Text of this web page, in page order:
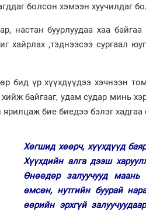
болсон хэмээн хуучилдаг
настан буурлуудаа хаа
хайрлах ,тэднээсээ сургаал
бид үр хүүхдүүдээ хэчнээн
байгааг, удам судар минь
ярилцаж бие биедээ бэлэг
Хөгшид хөөрч, хүүхдүүд
Хүүхдийн алга дээш
Өнөөдөр залуучууд маань
өмсөн, нутгийн буурай
өөрийн эрхгүй